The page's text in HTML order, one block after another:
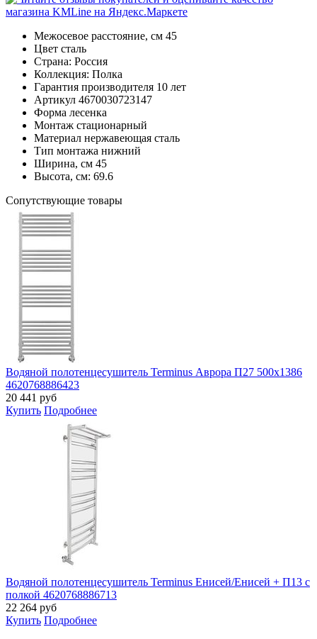
Межосевое расстояние, см 45
Цвет сталь
Страна: Россия
Коллекция: Полка
Гарантия производителя 10 лет
Артикул 4670030723147
Форма лесенка
Монтаж стационарный
Материал нержавеющая сталь
Тип монтажа нижний
Ширина, см 45
Высота, см: 69.6
Cопутствующие товары
Водяной полотенцесушитель Terminus Аврора П27 500х1386
4620768886423
20 441 руб
Купить Подробнее
Водяной полотенцесушитель Terminus Енисей/Енисей + П13 с
полкой 4620768886713
22 264 руб
Купить Подробнее